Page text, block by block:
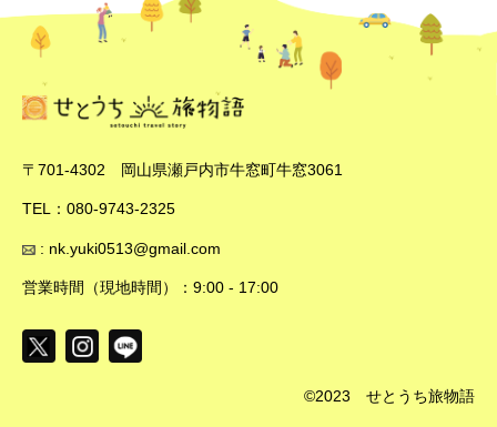
〒701-4302 岡山県瀬戸内市牛窓町牛窓3061
TEL：080-9743-2325
: nk.yuki0513@gmail.com
営業時間（現地時間）：9:00 - 17:00
©2023 せとうち旅物語